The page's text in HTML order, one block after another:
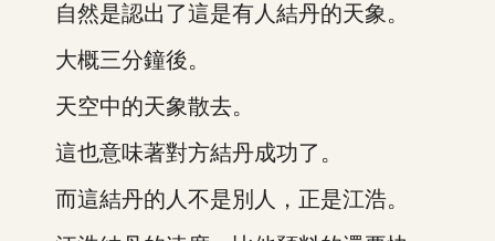
自然是認出了這是有人結丹的天象。
大概三分鐘後。
天空中的天象散去。
這也意味著對方結丹成功了。
而這結丹的人不是別人，正是江浩。